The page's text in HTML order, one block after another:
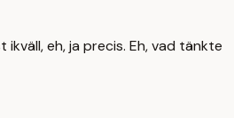
eh, ja precis. Eh, vad tänkte